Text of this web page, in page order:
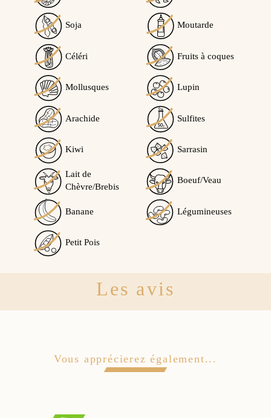
Soja Moutarde
Céléri Fruits à coques
Mollusques Lupin
Arachide Sulfites
Kiwi Sarrasin
Lait de
Chèvre/Brebis
Boeuf/Veau
Banane Légumineuses
Petit Pois
Les avis
Vous apprécierez également...